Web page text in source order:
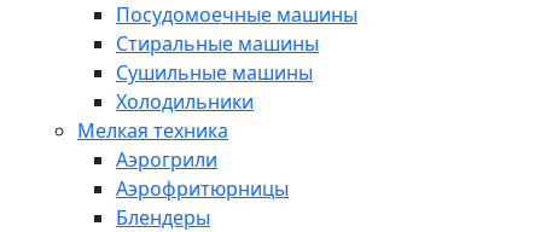
Посудомоечные машины
Стиральные машины
Сушильные машины
Холодильники
Мелкая техника
Аэрогрили
Аэрофритюрницы
Блендеры